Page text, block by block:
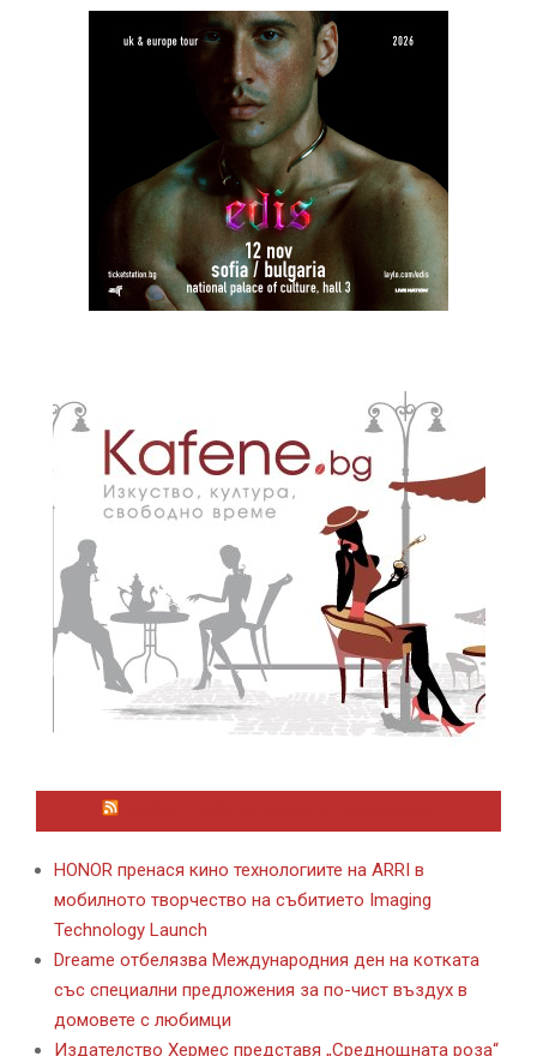
HONOR пренася кино технологиите на ARRI в
мобилното творчество на събитието Imaging
Technology Launch
Dreame отбелязва Международния ден на котката
със специални предложения за по-чист въздух в
домовете с любимци
Издателство Хермес представя „Среднощната роза“